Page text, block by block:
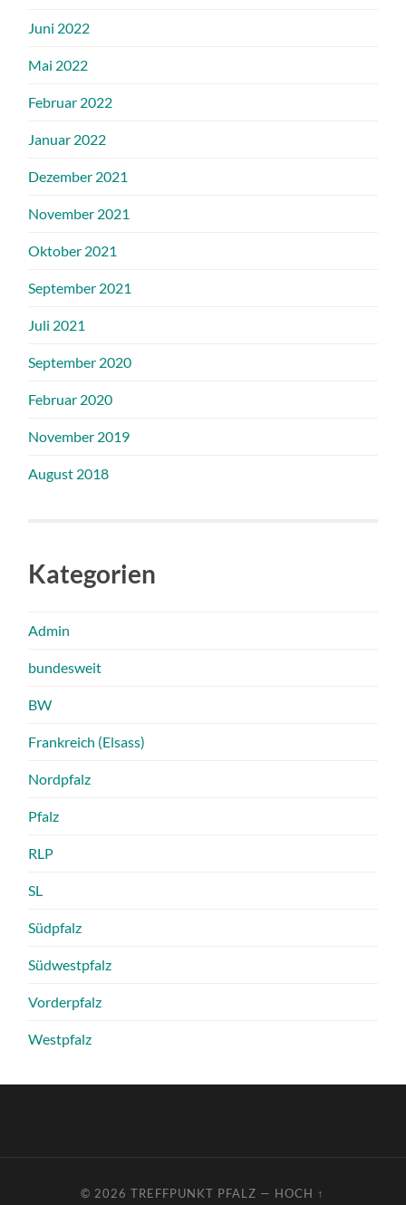
Juni 2022
Mai 2022
Februar 2022
Januar 2022
Dezember 2021
November 2021
Oktober 2021
September 2021
Juli 2021
September 2020
Februar 2020
November 2019
August 2018
Kategorien
Admin
bundesweit
BW
Frankreich (Elsass)
Nordpfalz
Pfalz
RLP
SL
Südpfalz
Südwestpfalz
Vorderpfalz
Westpfalz
© 2026TREFFPUNKT PFALZ — HOCH ↑